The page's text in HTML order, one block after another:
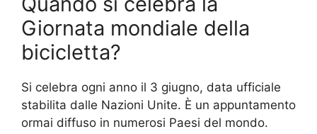
Giornata mondiale della
bicicletta?
Si celebra ogni anno il 3 giugno, data ufficiale
stabilita dalle Nazioni Unite. È un appuntamento
ormai diffuso in numerosi Paesi del mondo.